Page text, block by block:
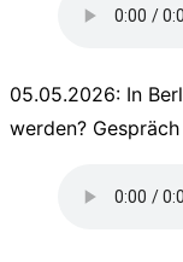
05.05.2026: In
werden?